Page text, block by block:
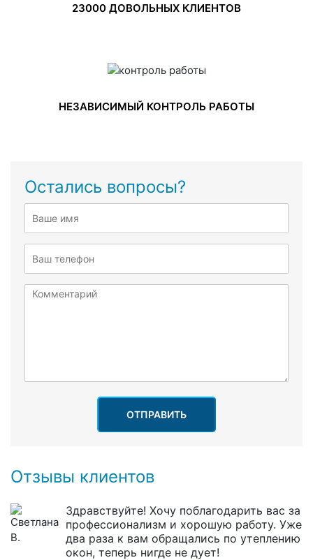
23000 ДОВОЛЬНЫХ КЛИЕНТОВ
НЕЗАВИСИМЫЙ КОНТРОЛЬ РАБОТЫ
Остались вопросы?
ОТПРАВИТЬ
Отзывы клиентов
Здравствуйте! Хочу поблагодарить вас за
профессионализм и хорошую работу. Уже
два раза к вам обращались по утеплению
окон, теперь нигде не дует!